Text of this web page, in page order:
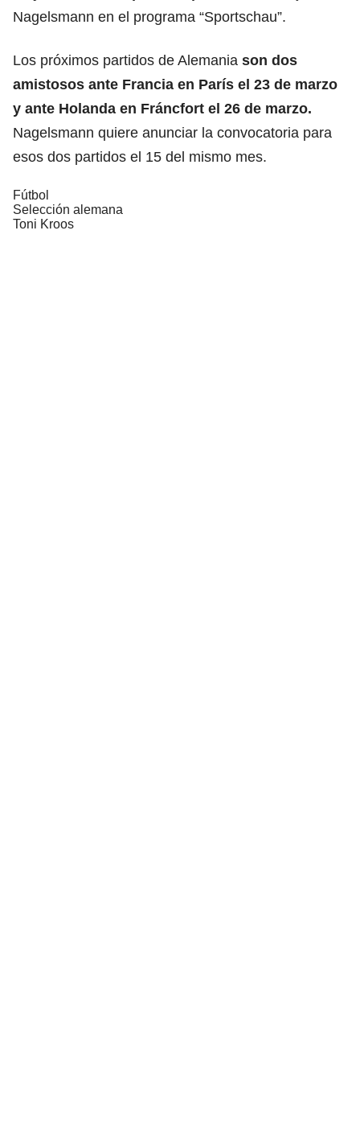
Nagelsmann en el programa “Sportschau”.
Los próximos partidos de Alemania son dos
amistosos ante Francia en París el 23 de marzo
y ante Holanda en Fráncfort el 26 de marzo.
Nagelsmann quiere anunciar la convocatoria para
esos dos partidos el 15 del mismo mes.
Fútbol
Selección alemana
Toni Kroos